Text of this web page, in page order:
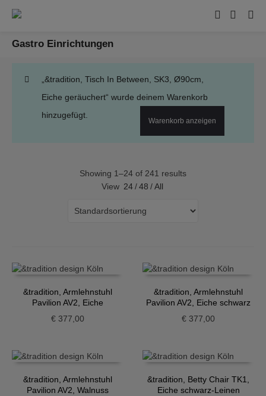
Gastro Einrichtungen
„&tradition, Tisch In Between, SK3, Ø90cm,
Eiche geräuchert“ wurde deinem Warenkorb
hinzugefügt.
Warenkorb anzeigen
Showing 1–24 of 241 results
View 24 / 48 / All
&tradition, Armlehnstuhl
Pavilion AV2, Eiche
€377,00
&tradition, Armlehnstuhl
Pavilion AV2, Eiche schwarz
€ 377,00
&tradition, Armlehnstuhl
Pavilion AV2, Walnuss
&tradition, Betty Chair TK1,
Eiche schwarz-Leinen